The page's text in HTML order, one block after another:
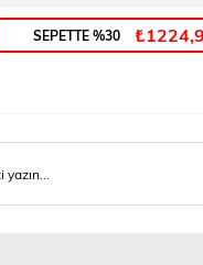
SEPETTE %30